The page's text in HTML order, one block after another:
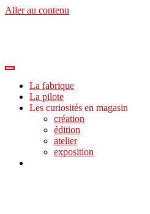
Aller au contenu
La fabrique
La pilote
Les curiosités en magasin
création
édition
atelier
exposition